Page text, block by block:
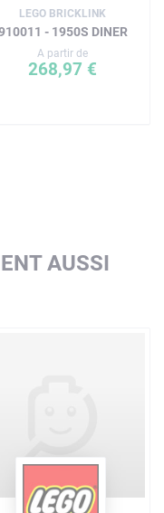
LEGO BRICKLINK
- 1950S DINER
A partir de
268,97 €
AUSSI